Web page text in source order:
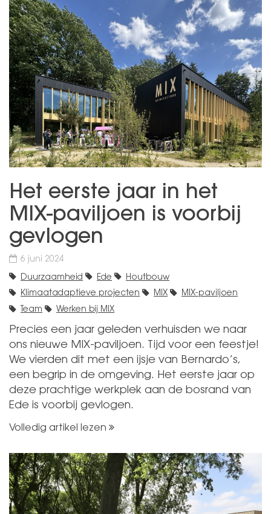
Het eerste jaar in het
MIX-paviljoen is voorbij
gevlogen
6 juni 2024
Duurzaamheid Ede
Houtbouw
Klimaatadaptieve projecten
MIX
MIX-paviljoen
Team
Werken bij MIX
Precies een jaar geleden verhuisden we naar
ons nieuwe MIX-paviljoen. Tijd voor een feestje!
We vierden dit met een ijsje van Bernardo’s,
een begrip in de omgeving. Het eerste jaar op
deze prachtige werkplek aan de bosrand van
Ede is voorbij gevlogen.
Volledig artikel lezen